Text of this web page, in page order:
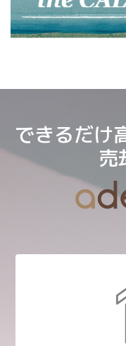
できるだけ
売